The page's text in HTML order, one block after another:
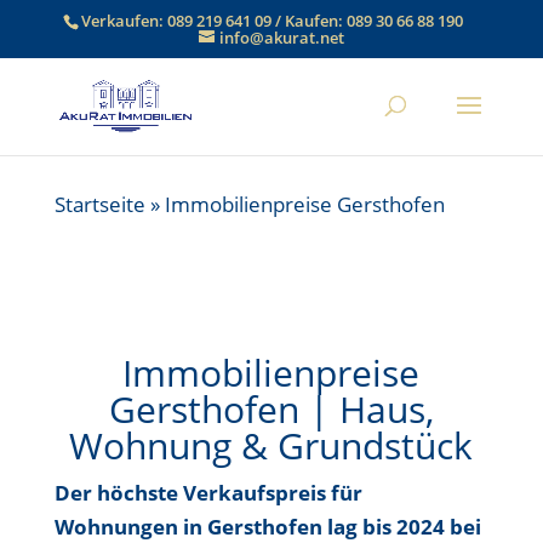
Verkaufen:089 219 641 09/ Kaufen:089 30 66 88 190
info@akurat.net
Startseite » Immobilienpreise Gersthofen
Immobilienpreise
Gersthofen | Haus,
Wohnung & Grundstück
Der höchste Verkaufspreis für
Wohnungen in Gersthofen lag bis2024 bei